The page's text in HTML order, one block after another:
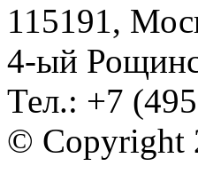
115191,
4-ый
Тел.: +7
© Copyright